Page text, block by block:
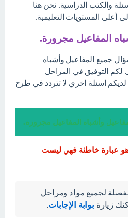
والكتب الدراسية. نحن هنا
المستويات التعليمية.
المفاعيل مجرورة.
جميع المفاعيل وأشباه
لكم التوفيق في المراحل
لديكم اسئلة اخري لا تتردد في طرح
وأشباه المفاعيل مجرورة.
عبارة خاطئة فهي ليست
لجميع مواد ومراحل
زيارة بوابة الإجابات.